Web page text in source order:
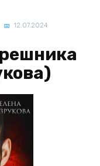
12.07.2024